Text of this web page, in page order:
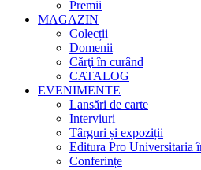
Premii
MAGAZIN
Colecții
Domenii
Cărţi în curând
CATALOG
EVENIMENTE
Lansări de carte
Interviuri
Târguri și expoziții
Editura Pro Universitaria
Conferințe